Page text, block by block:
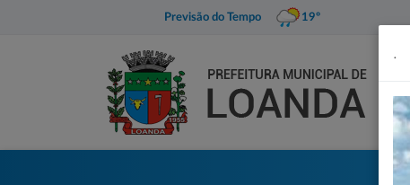
Previsão do Tempo 19º
.